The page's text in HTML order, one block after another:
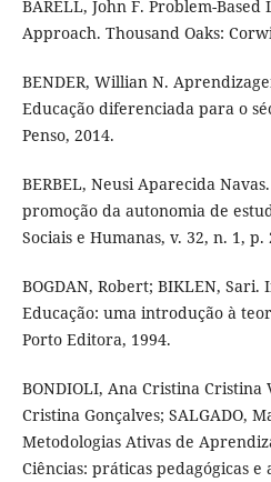
BARELL, John F. Problem-
Approach. Thousand Oaks:
BENDER, Willian N.
Educação diferenciada para o
Penso, 2014.
BERBEL, Neusi Aparecida
promoção da autonomia de
Sociais e Humanas, v. 32, n. 1, p.
BOGDAN, Robert; BIKLEN,
Educação: uma introdução à
Porto Editora, 1994.
BONDIOLI, Ana Cristina Cristina
Cristina Gonçalves; SALGADO,
Metodologias Ativas de
Ciências: práticas pedagógicas